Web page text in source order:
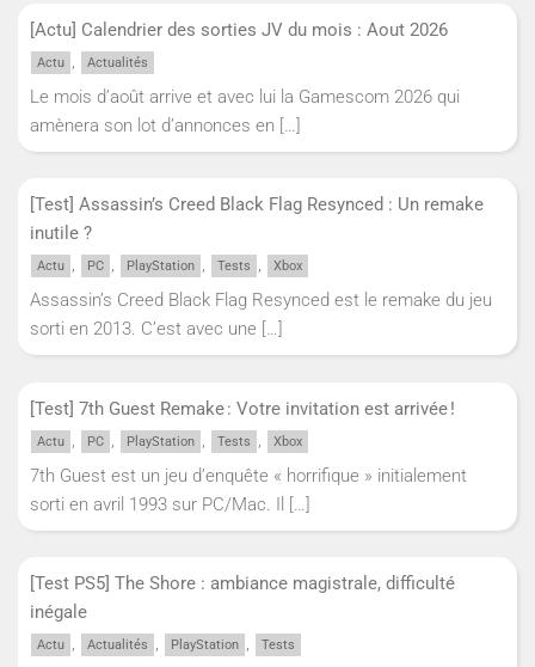
[Actu] Calendrier des sorties JV du mois : Aout 2026
Actu , Actualités
Le mois d’août arrive et avec lui la Gamescom 2026 qui
amènera son lot d’annonces en […]
[Test] Assassin’s Creed Black Flag Resynced : Un remake
inutile ?
Actu , PC , PlayStation , Tests , Xbox
Assassin’s Creed Black Flag Resynced est le remake du jeu
sorti en 2013. C’est avec une […]
[Test] 7th Guest Remake : Votre invitation est arrivée !
Actu , PC , PlayStation , Tests , Xbox
7th Guest est un jeu d’enquête « horrifique » initialement
sorti en avril 1993 sur PC/Mac. Il […]
[Test PS5] The Shore : ambiance magistrale, difficulté
inégale
Actu , Actualités , PlayStation , Tests